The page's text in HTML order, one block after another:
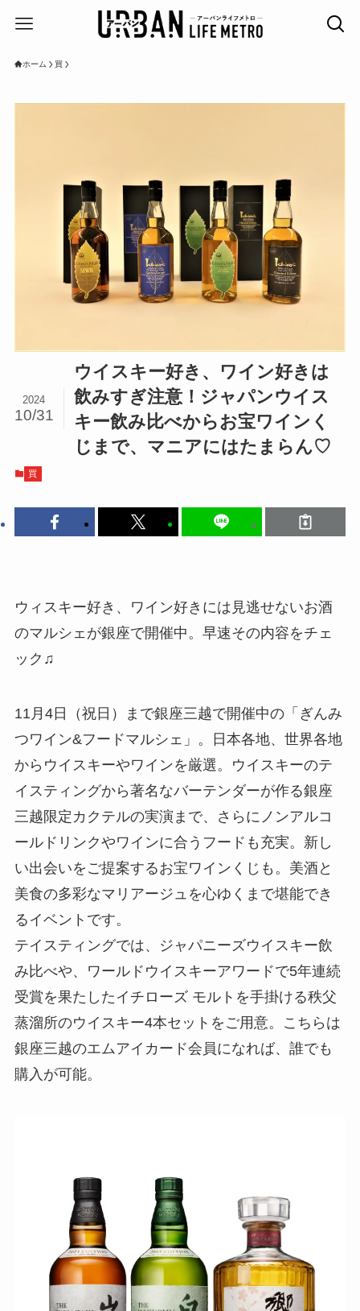
ホーム 買
ウイスキー好き、ワイン好きは
飲みすぎ注意！ジャパンウイス
キー飲み比べからお宝ワインく
じまで、マニアにはたまらん♡
2024
10/31
買
ウィスキー好き、ワイン好きには見逃せないお酒
のマルシェが銀座で開催中。早速その内容をチェ
ック♫
11月4日（祝日）まで銀座三越で開催中の「ぎんみ
つワイン&フードマルシェ」。日本各地、世界各地
からウイスキーやワインを厳選。ウイスキーのテ
イスティングから著名なバーテンダーが作る銀座
三越限定カクテルの実演まで、さらにノンアルコ
ールドリンクやワインに合うフードも充実。新し
い出会いをご提案するお宝ワインくじも。美酒と
美食の多彩なマリアージュを心ゆくまで堪能でき
るイベントです。
テイスティングでは、ジャパニーズウイスキー飲
み比べや、ワールドウイスキーアワードで5年連続
受賞を果たしたイチローズ モルトを手掛ける秩父
蒸溜所のウイスキー4本セットをご用意。こちらは
銀座三越のエムアイカード会員になれば、誰でも
購入が可能。